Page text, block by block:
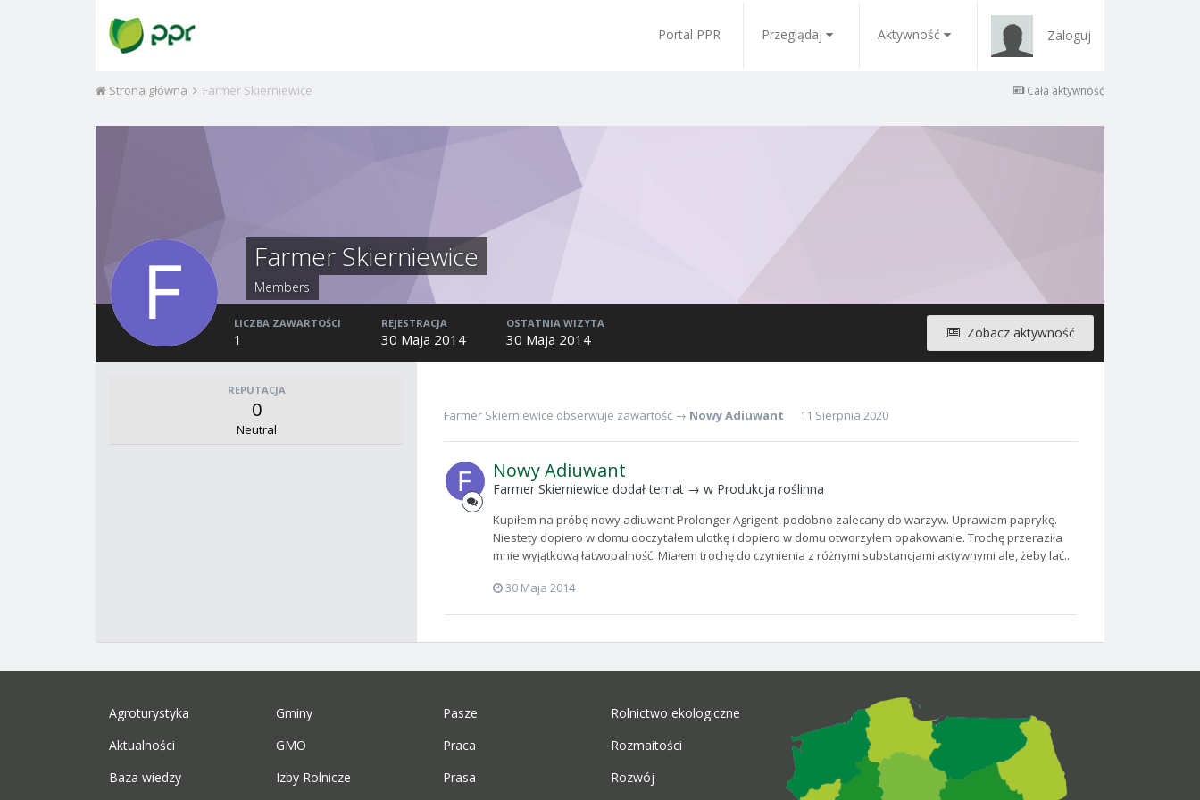
Portal PPR Przeglądaj Aktywność Zaloguj
Cała aktywność
Strona główna Farmer Skierniewice
Farmer Skierniewice
Members
Zobacz aktywność
LICZBA ZAWARTOŚCI
1
REJESTRACJA
30 Maja 2014
OSTATNIA WIZYTA
30 Maja 2014
REPUTACJA
0
Neutral
Farmer Skierniewice obserwuje zawartość → Nowy Adiuwant 11 Sierpnia 2020
Nowy Adiuwant
Farmer Skierniewice dodał temat → w Produkcja roślinna
Kupiłem na próbę nowy adiuwant Prolonger Agrigent, podobno zalecany do warzyw. Uprawiam paprykę.
Niestety dopiero w domu doczytałem ulotkę i dopiero w domu otworzyłem opakowanie. Trochę przeraziła
mnie wyjątkową łatwopalność. Miałem trochę do czynienia z różnymi substancjami aktywnymi ale, żeby lać...
30 Maja 2014
Agroturystyka
Aktualności
Baza wiedzy
Gminy
GMO
Izby Rolnicze
Pasze
Praca
Prasa
Rolnictwo ekologiczne
Rozmaitości
Rozwój